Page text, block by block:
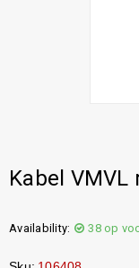
Kabel
Availability: 38 op